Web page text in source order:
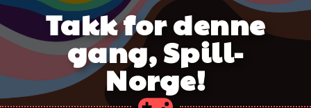
Takk for denne
gang, Spill-
Norge!